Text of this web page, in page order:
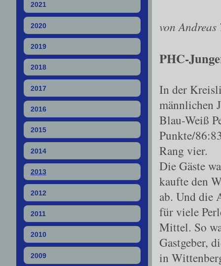
von
PHC-
In der
männlichen
Blau-Weiß
Punkte/
Rang vier.
Die Gäste
kaufte den
ab. Und die
für viele
Mittel. So
Gastgeber,
in
2021
2020
2019
2018
2017
2016
2015
2014
2013
2012
2011
2010
2009